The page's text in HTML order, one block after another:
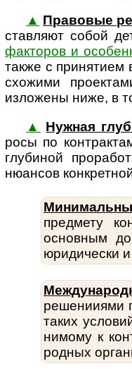
▲ Правовые
став­ляют собой
факторов и
также с
схожими
изложены ниже, в
▲
Нужная
росы по
глубиной
нюансов
пред­мету
основным
юридически
решенииями
таких
нимому к
род­ных